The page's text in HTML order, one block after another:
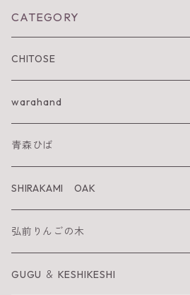
CATEGORY
CHITOSE
IWA KI SUN
SHIRAKAMI sanchi
太陽を纏うりんご
Neckiace
Bracelet
warahand
青森ひば
SHIRAKAMI OAK
Tsugara Table
Tsugara Chair
弘前りんごの木
お箸
GUGU ＆ KESHIKESHI